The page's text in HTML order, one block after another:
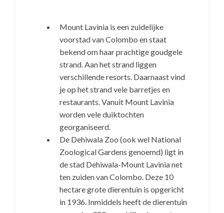
Mount Lavinia is een zuidelijke
voorstad van Colombo en staat
bekend om haar prachtige goudgele
strand. Aan het strand liggen
verschillende resorts. Daarnaast vind
je op het strand vele barretjes en
restaurants. Vanuit Mount Lavinia
worden vele duiktochten
georganiseerd.
De Dehiwala Zoo (ook wel National
Zoological Gardens genoemd) ligt in
de stad Dehiwala-Mount Lavinia net
ten zuiden van Colombo. Deze 10
hectare grote dierentuin is opgericht
in 1936. Inmiddels heeft de dierentuin